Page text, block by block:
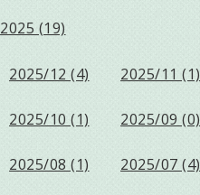
2025 (19)
2025/12 (4) 2025/11 (1)
2025/10 (1) 2025/09 (0)
2025/08 (1) 2025/07 (4)